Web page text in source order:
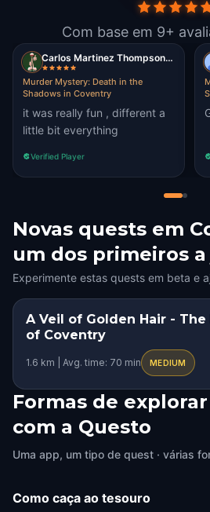
Com base em 9+
Carlos Martinez Thompson (Crazyomega29)
Murder Mystery: Death in the
Shadows in Coventry
it was really fun , different a
little bit everything
Verified Player
Novas quests em
um dos primeiros
Experimente estas quests em beta e
STEP INTO
A Veil of Golden Hair - The
of Coventry
1.6 km | Avg. time: 70 min MEDIUM
Formas de
com a Questo
Uma app, um tipo de quest · várias
Como caça ao tesouro